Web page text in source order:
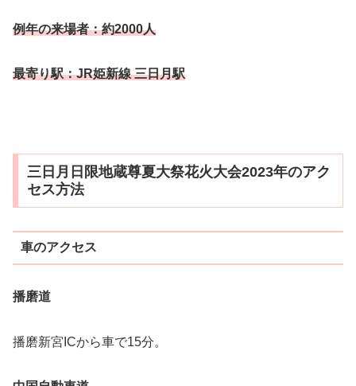
例年の来場者：約2000人
最寄り駅：JR姫新線 三日月駅
三日月日限地蔵尊夏大祭花火大会2023年のアク
セス方法
車のアクセス
播磨道
播磨新宮ICから車で15分。